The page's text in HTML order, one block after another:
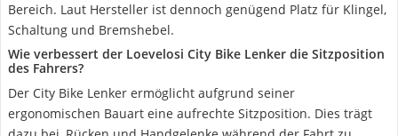
Bereich. Laut Hersteller ist dennoch genügend Platz für Klingel,
Schaltung und Bremshebel.
Wie verbessert der Loevelosi City Bike Lenker die Sitzposition
des Fahrers?
Der City Bike Lenker ermöglicht aufgrund seiner
ergonomischen Bauart eine aufrechte Sitzposition. Dies trägt